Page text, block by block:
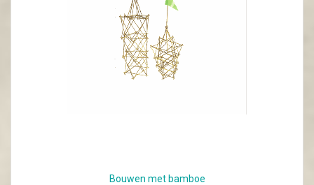
Bouwen met bamboe